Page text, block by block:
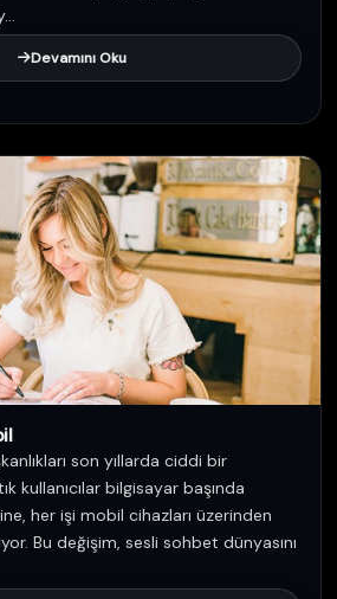
Devamını Oku
son yıllarda ciddi bir
kullanıcılar bilgisayar başında
her işi mobil cihazları üzerinden
Bu değişim, sesli sohbet dünyasını